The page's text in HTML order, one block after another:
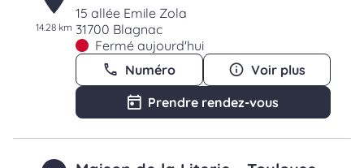
14.28 km
15 allée Emile Zola
31700 Blagnac
Fermé aujourd'hui
Numéro
Voir plus
Prendre rendez-vous